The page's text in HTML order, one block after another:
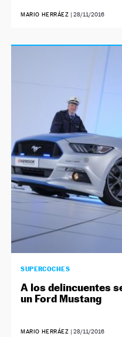
MARIO HERRÁEZ | 28/11/2016
SUPERCOCHES
A los delincuentes
un Ford Mustang
MARIO HERRÁEZ | 28/11/2016